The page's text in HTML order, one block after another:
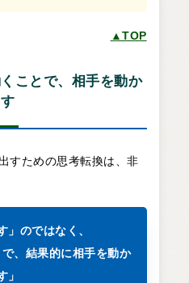
▲TOP
ことで、相手を動か
す
すための思考転換は、非
」のではなく、
で、結果的に相手を動か
」